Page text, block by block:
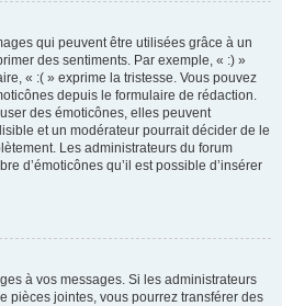
qui peuvent être utilisées grâce à un
des sentiments. Par exemple, « :) »
« :( » exprime la tristesse. Vous pouvez
depuis le formulaire de rédaction.
des émoticônes, elles peuvent
et un modérateur pourrait décider de le
Les administrateurs du forum
d’émoticônes qu’il est possible d’insérer
à vos messages. Si les administrateurs
pièces jointes, vous pourrez transférer des